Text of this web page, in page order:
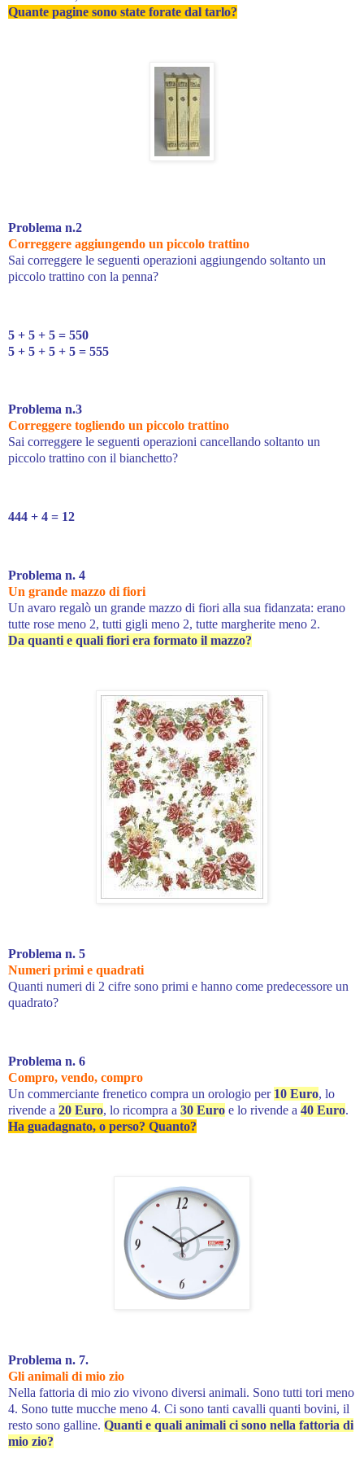
Quante pagine sono state forate dal tarlo?
Problema n.2
Correggere aggiungendo un piccolo trattino
Sai correggere le seguenti operazioni aggiungendo soltanto un
piccolo trattino con la penna?
5 + 5 + 5 = 550
5 + 5 + 5 + 5 = 555
Problema n.3
Correggere togliendo un piccolo trattino
Sai correggere le seguenti operazioni cancellando soltanto un
piccolo trattino con il bianchetto?
444 + 4 = 12
Problema n. 4
Un grande mazzo di fiori
Un avaro regalò un grande mazzo di fiori alla sua fidanzata: erano
tutte rose meno 2, tutti gigli meno 2, tutte margherite meno 2.
Da quanti e quali fiori era formato il mazzo?
Problema n. 5
Numeri primi e quadrati
Quanti numeri di 2 cifre sono primi e hanno come predecessore un
quadrato?
Problema n. 6
Compro, vendo, compro
Un commerciante frenetico compra un orologio per 10 Euro, lo
rivende a 20 Euro, lo ricompra a 30 Euro e lo rivende a 40 Euro.
Ha guadagnato, o perso? Quanto?
Problema n. 7.
Gli animali di mio zio
Nella fattoria di mio zio vivono diversi animali. Sono tutti tori meno
4. Sono tutte mucche meno 4. Ci sono tanti cavalli quanti bovini, il
resto sono galline. Quanti e quali animali ci sono nella fattoria di
mio zio?